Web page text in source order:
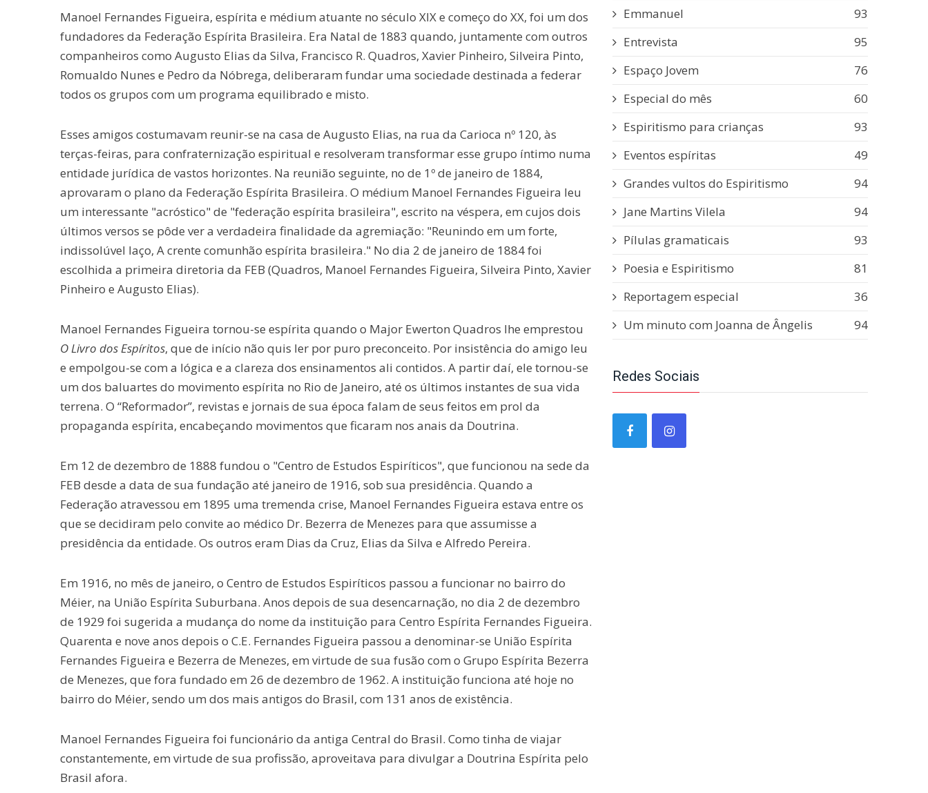
Manoel Fernandes Figueira, espírita e médium atuante no século XIX e começo do XX, foi um dos
fundadores da Federação Espírita Brasileira. Era Natal de 1883 quando, juntamente com outros
companheiros como Augusto Elias da Silva, Francisco R. Quadros, Xavier Pinheiro, Silveira Pinto,
Romualdo Nunes e Pedro da Nóbrega, deliberaram fundar uma sociedade destinada a federar
todos os grupos com um programa equilibrado e misto.
Esses amigos costumavam reunir-se na casa de Augusto Elias, na rua da Carioca nº 120, às
terças-feiras, para confraternização espiritual e resolveram transformar esse grupo íntimo numa
entidade jurídica de vastos horizontes. Na reunião seguinte, no de 1º de janeiro de 1884,
aprovaram o plano da Federação Espírita Brasileira. O médium Manoel Fernandes Figueira leu
um interessante "acróstico" de "federação espírita brasileira", escrito na véspera, em cujos dois
últimos versos se pôde ver a verdadeira finalidade da agremiação: "Reunindo em um forte,
indissolúvel laço, A crente comunhão espírita brasileira." No dia 2 de janeiro de 1884 foi
escolhida a primeira diretoria da FEB (Quadros, Manoel Fernandes Figueira, Silveira Pinto, Xavier
Pinheiro e Augusto Elias).
Manoel Fernandes Figueira tornou-se espírita quando o Major Ewerton Quadros lhe emprestou
O Livro dos Espíritos, que de início não quis ler por puro preconceito. Por insistência do amigo leu
e empolgou-se com a lógica e a clareza dos ensinamentos ali contidos. A partir daí, ele tornou-se
um dos baluartes do movimento espírita no Rio de Janeiro, até os últimos instantes de sua vida
terrena. O “Reformador”, revistas e jornais de sua época falam de seus feitos em prol da
propaganda espírita, encabeçando movimentos que ficaram nos anais da Doutrina.
Em 12 de dezembro de 1888 fundou o "Centro de Estudos Espiríticos", que funcionou na sede da
FEB desde a data de sua fundação até janeiro de 1916, sob sua presidência. Quando a
Federação atravessou em 1895 uma tremenda crise, Manoel Fernandes Figueira estava entre os
que se decidiram pelo convite ao médico Dr. Bezerra de Menezes para que assumisse a
presidência da entidade. Os outros eram Dias da Cruz, Elias da Silva e Alfredo Pereira.
Em 1916, no mês de janeiro, o Centro de Estudos Espiríticos passou a funcionar no bairro do
Méier, na União Espírita Suburbana. Anos depois de sua desencarnação, no dia 2 de dezembro
de 1929 foi sugerida a mudança do nome da instituição para Centro Espírita Fernandes Figueira.
Quarenta e nove anos depois o C.E. Fernandes Figueira passou a denominar-se União Espírita
Fernandes Figueira e Bezerra de Menezes, em virtude de sua fusão com o Grupo Espírita Bezerra
de Menezes, que fora fundado em 26 de dezembro de 1962. A instituição funciona até hoje no
bairro do Méier, sendo um dos mais antigos do Brasil, com 131 anos de existência.
Manoel Fernandes Figueira foi funcionário da antiga Central do Brasil. Como tinha de viajar
constantemente, em virtude de sua profissão, aproveitava para divulgar a Doutrina Espírita pelo
Brasil afora.
Emmanuel
93
Entrevista
95
Espaço Jovem
76
Especial do mês
60
Espiritismo para crianças
93
Eventos espíritas
49
Grandes vultos do Espiritismo
94
Jane Martins Vilela
94
Pílulas gramaticais
93
Poesia e Espiritismo
81
Reportagem especial
36
Um minuto com Joanna de Ângelis
94
Redes Sociais